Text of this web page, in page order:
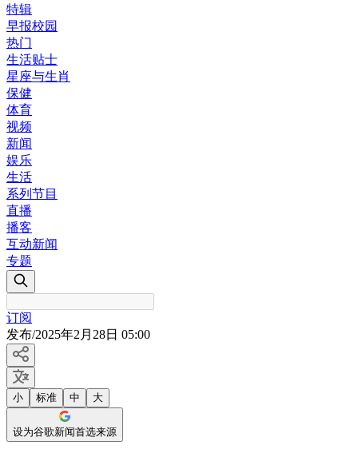
特辑
早报校园
热门
生活贴士
星座与生肖
保健
体育
视频
新闻
娱乐
生活
系列节目
直播
播客
互动新闻
专题
订阅
发布/2025年2月28日 05:00
小 标准 中 大
设为谷歌新闻首选来源